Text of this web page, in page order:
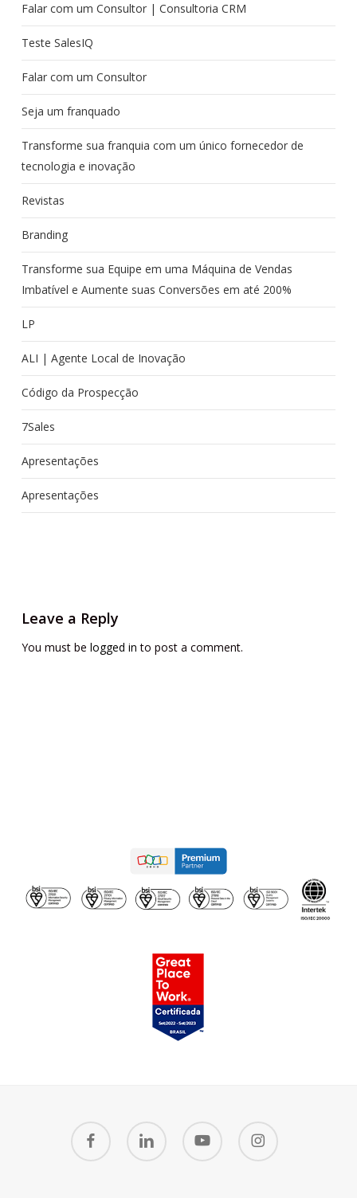
Falar com um Consultor | Consultoria CRM
Teste SalesIQ
Falar com um Consultor
Seja um franquado
Transforme sua franquia com um único fornecedor de
tecnologia e inovação
Revistas
Branding
Transforme sua Equipe em uma Máquina de Vendas
Imbatível e Aumente suas Conversões em até 200%
LP
ALI | Agente Local de Inovação
Código da Prospecção
7Sales
Apresentações
Apresentações
Leave a Reply
You must be logged in to post a comment.
facebook linkedin youtube instagram